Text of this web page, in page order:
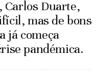
Carlos Duarte,
mas de bons
já começa
pandémica.